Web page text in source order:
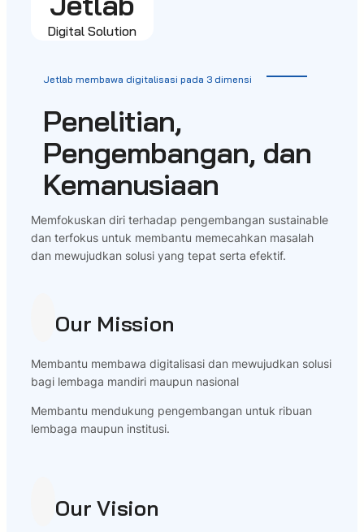
Digital Solution
Jetlab membawa digitalisasi pada 3 dimensi
Penelitian,
Pengembangan, dan
Kemanusiaan
Memfokuskan diri terhadap pengembangan sustainable
dan terfokus untuk membantu memecahkan masalah
dan mewujudkan solusi yang tepat serta efektif.
Our Mission
Membantu membawa digitalisasi dan mewujudkan solusi
bagi lembaga mandiri maupun nasional
Membantu mendukung pengembangan untuk ribuan
lembaga maupun institusi.
Our Vision